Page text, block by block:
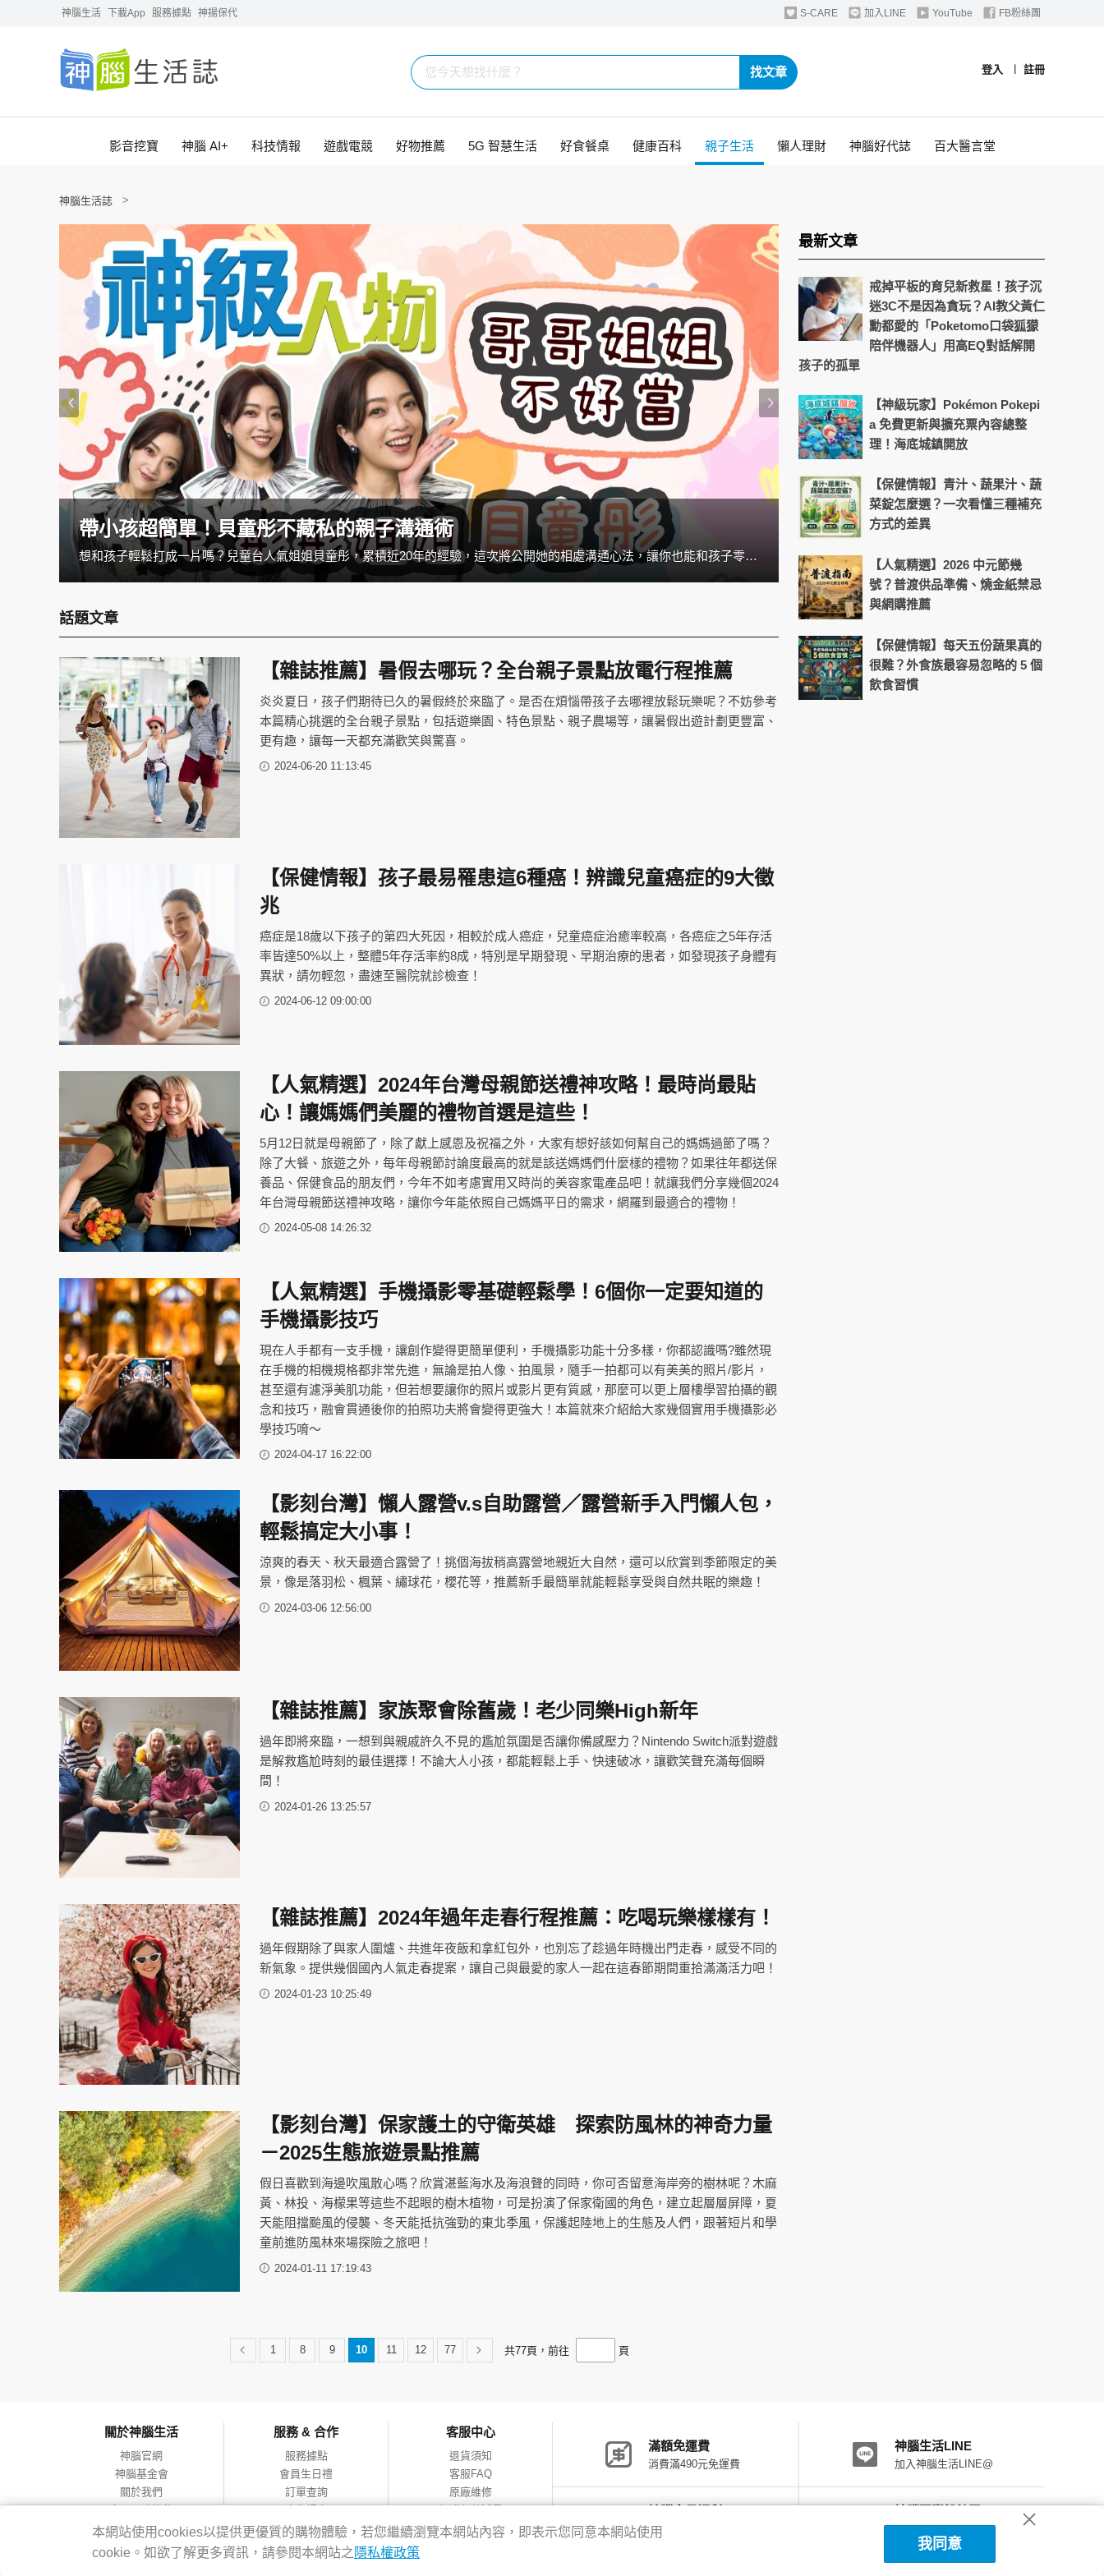
神腦生活 下載App 服務據點 神揚保代 S-CARE 加入LINE YouTube FB粉絲團
登入 註冊
找文章
影音挖寶 神腦 AI+ 科技情報 遊戲電競 好物推薦 5G 智慧生活 好食餐桌 健康百科 親子生活 懶人理財 神腦好代誌 百大醫言堂
神腦生活誌
帶小孩超簡單！貝童彤不藏私的親子溝通術
想和孩子輕鬆打成一片嗎？兒童台人氣姐姐貝童彤，累積近20年的經驗，這次將公開她的相處溝通心法，讓你也能和孩子零距離，關係更親密！
換季流感高峰延長！日常飲食與作
隨著疫情進入新階段，口罩鬆綁、外出活動增加，許多
話題文章
【雜誌推薦】暑假去哪玩？全台親子景點放電行程推薦
炎炎夏日，孩子們期待已久的暑假終於來臨了。是否在煩惱帶孩子去哪裡放鬆玩樂呢？不妨參考
本篇精心挑選的全台親子景點，包括遊樂園、特色景點、親子農場等，讓暑假出遊計劃更豐富、
更有趣，讓每一天都充滿歡笑與驚喜。
2024-06-20 11:13:45
【保健情報】孩子最易罹患這6種癌！辨識兒童癌症的9大徵
兆
癌症是18歲以下孩子的第四大死因，相較於成人癌症，兒童癌症治癒率較高，各癌症之5年存活
率皆達50%以上，整體5年存活率約8成，特別是早期發現、早期治療的患者，如發現孩子身體有
異狀，請勿輕忽，盡速至醫院就診檢查！
2024-06-12 09:00:00
【人氣精選】2024年台灣母親節送禮神攻略！最時尚最貼
心！讓媽媽們美麗的禮物首選是這些！
5月12日就是母親節了，除了獻上感恩及祝福之外，大家有想好該如何幫自己的媽媽過節了嗎？
除了大餐、旅遊之外，每年母親節討論度最高的就是該送媽媽們什麼樣的禮物？如果往年都送保
養品、保健食品的朋友們，今年不如考慮實用又時尚的美容家電產品吧！就讓我們分享幾個2024
年台灣母親節送禮神攻略，讓你今年能依照自己媽媽平日的需求，網羅到最適合的禮物！
2024-05-08 14:26:32
【人氣精選】手機攝影零基礎輕鬆學！6個你一定要知道的
手機攝影技巧
現在人手都有一支手機，讓創作變得更簡單便利，手機攝影功能十分多樣，你都認識嗎?雖然現
在手機的相機規格都非常先進，無論是拍人像、拍風景，隨手一拍都可以有美美的照片/影片，
甚至還有濾淨美肌功能，但若想要讓你的照片或影片更有質感，那麼可以更上層樓學習拍攝的觀
念和技巧，融會貫通後你的拍照功夫將會變得更強大！本篇就來介紹給大家幾個實用手機攝影必
學技巧唷～
2024-04-17 16:22:00
【影刻台灣】懶人露營v.s自助露營／露營新手入門懶人包，
輕鬆搞定大小事！
涼爽的春天、秋天最適合露營了！挑個海拔稍高露營地親近大自然，還可以欣賞到季節限定的美
景，像是落羽松、楓葉、繡球花，櫻花等，推薦新手最簡單就能輕鬆享受與自然共眠的樂趣！
2024-03-06 12:56:00
【雜誌推薦】家族聚會除舊歲！老少同樂High新年
過年即將來臨，一想到與親戚許久不見的尷尬氛圍是否讓你備感壓力？Nintendo Switch派對遊戲
是解救尷尬時刻的最佳選擇！不論大人小孩，都能輕鬆上手、快速破冰，讓歡笑聲充滿每個瞬
間！
2024-01-26 13:25:57
【雜誌推薦】2024年過年走春行程推薦：吃喝玩樂樣樣有！
過年假期除了與家人圍爐、共進年夜飯和拿紅包外，也別忘了趁過年時機出門走春，感受不同的
新氣象。提供幾個國內人氣走春提案，讓自己與最愛的家人一起在這春節期間重拾滿滿活力吧！
2024-01-23 10:25:49
【影刻台灣】保家護土的守衛英雄 探索防風林的神奇力量
－2025生態旅遊景點推薦
假日喜歡到海邊吹風散心嗎？欣賞湛藍海水及海浪聲的同時，你可否留意海岸旁的樹林呢？木麻
黃、林投、海檬果等這些不起眼的樹木植物，可是扮演了保家衛國的角色，建立起層層屏障，夏
天能阻擋颱風的侵襲、冬天能抵抗強勁的東北季風，保護起陸地上的生態及人們，跟著短片和學
童前進防風林來場探險之旅吧！
2024-01-11 17:19:43
1 8 9 10 11 12 77 共77頁，前往 頁
最新文章
戒掉平板的育兒新救星！孩子沉
迷3C不是因為貪玩？AI教父黃仁
勳都愛的「Poketomo口袋狐獴
陪伴機器人」用高EQ對話解開
孩子的孤單
【神級玩家】Pokémon Pokepi
a 免費更新與擴充票內容總整
理！海底城鎮開放
【保健情報】青汁、蔬果汁、蔬
菜錠怎麼選？一次看懂三種補充
方式的差異
【人氣精選】2026 中元節幾
號？普渡供品準備、燒金紙禁忌
與網購推薦
【保健情報】每天五份蔬果真的
很難？外食族最容易忽略的 5 個
飲食習慣
關於神腦生活
神腦官網
神腦基金會
關於我們
隱私權政策
網站導覽
服務 & 合作
服務據點
會員生日禮
訂單查詢
客服中心
退貨須知
客服FAQ
原廠維修
滿額免運費
消費滿490元免運費
神腦生活LINE
加入神腦生活LINE@
會員獨享優惠 加入FB粉絲團
本網站使用cookies以提供更優質的購物體驗，若您繼續瀏覽本網站內容，即表示您同意本網站使用
cookie。如欲了解更多資訊，請參閱本網站之 隱私權政策
我同意